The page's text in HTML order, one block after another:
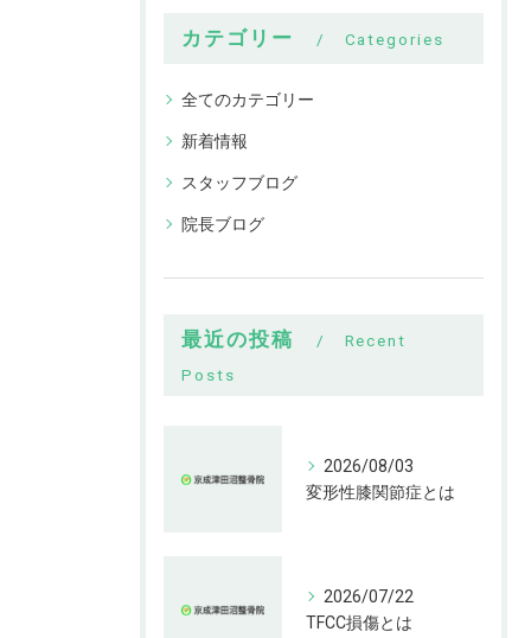
カテゴリー Categories
全てのカテゴリー
新着情報
スタッフブログ
院長ブログ
最近の投稿
Recent
Posts
2026/08/03
変形性膝関節症とは
2026/07/22
TFCC損傷とは